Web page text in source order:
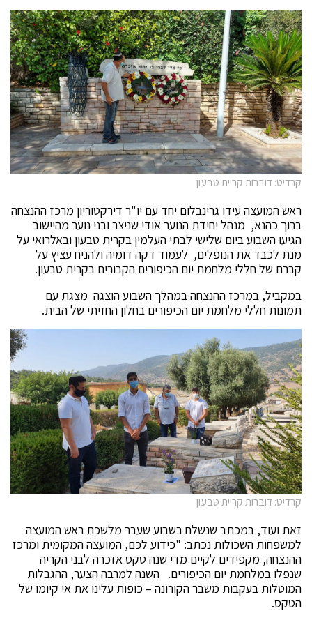
קרדיט: דוברות קריית טבעון
ראש המועצה עידו גרינבלום יחד עם יו"ר דירקטוריון מרכז ההנצחה
ברוך כהנא, מנהל יחידת הנוער אודי שניצר ובני נוער מהיישוב
הגיעו השבוע ביום שלישי לבתי העלמין בקרית טבעון ובאלרואי על
מנת לכבד את הנופלים, לעמוד דקה דומיה ולהניח עציץ על
קברם של חללי מלחמת יום הכיפורים הקבורים בקרית טבעון.
במקביל, במרכז ההנצחה במהלך השבוע הוצגה מצגת עם
תמונות חללי מלחמת יום הכיפורים בחלון החזיתי של הבית.
קרדיט: דוברות קריית טבעון
זאת ועוד, במכתב שנשלח בשבוע שעבר מלשכת ראש המועצה
למשפחות השכולות נכתב: "כידוע לכם, המועצה המקומית ומרכז
ההנצחה, מקפידים לקיים מדי שנה טקס אזכרה לבני הקריה
שנפלו במלחמת יום הכיפורים. השנה למרבה הצער, ההגבלות
המוטלות בעקבות משבר הקורונה – כופות עלינו את אי קיומו של
הטקס.